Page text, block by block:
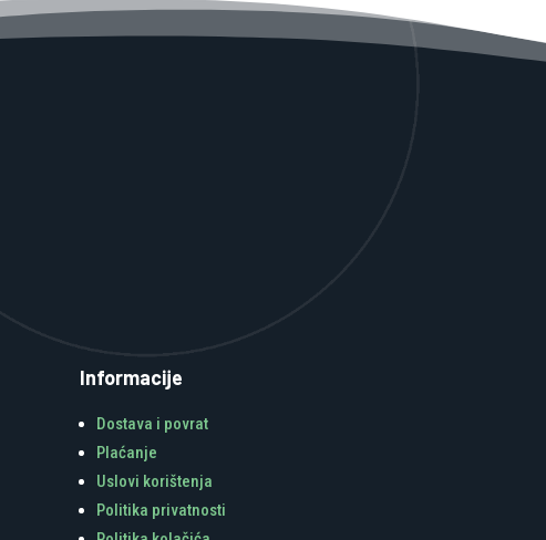
Informacije
Dostava i povrat
Plaćanje
Uslovi korištenja
Politika privatnosti